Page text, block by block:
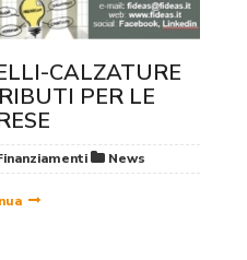
CALZATURE
PER LE
News